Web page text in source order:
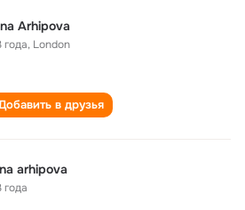
Arhipova
года, London
в друзья
arhipova
года